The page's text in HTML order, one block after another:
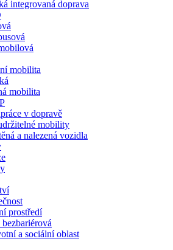
integrovaná doprava
mobilita
mobilita
v dopravě
mobility
a nalezená vozidla
prostředí
bezbariérová
a sociální oblast